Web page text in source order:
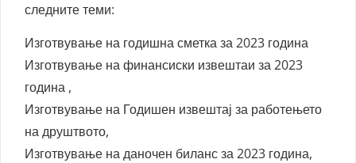
следните теми:
Изготвување на годишна сметка за 2023 година
Изготвување на финансиски извештаи за 2023
година ,
Изготвување на Годишен извештај за работењето
на друштвото,
Изготвување на даночен биланс за 2023 година,